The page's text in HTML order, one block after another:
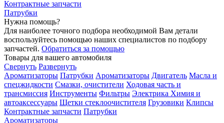
Контрактные запчасти
Патрубки
Нужна помощь?
Для наиболее точного подбора необходимой Вам детали
воспользуйтесь помощью наших специалистов по подбору
запчастей. Обратиться за помощью
Товары для вашего автомобиля
Свернуть Развернуть
Ароматизаторы Патрубки Ароматизаторы Двигатель Масла и
спецжидкости Смазки, очистители Ходовая часть и
трансмиссия Инструменты Фильтры Электрика Химия и
автоаксессуары Щетки стеклоочистителя Грузовики Клипсы
Контрактные запчасти Патрубки
Ароматизаторы